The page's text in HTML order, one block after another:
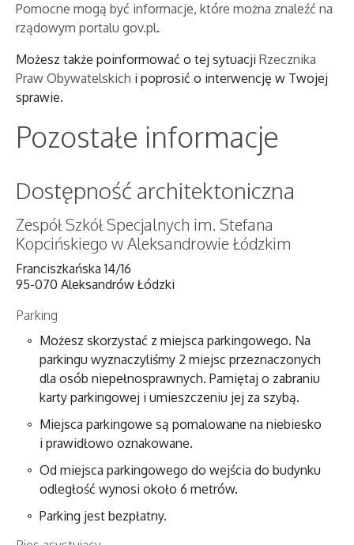
Pomocne mogą być informacje, które można znaleźć na
rządowym portalu gov.pl.
Możesz także poinformować o tej sytuacji Rzecznika
Praw Obywatelskich i poprosić o interwencję w Twojej
sprawie.
Pozostałe informacje
Dostępność architektoniczna
Zespół Szkół Specjalnych im. Stefana
Kopcińskiego w Aleksandrowie Łódzkim
Franciszkańska 14/16
95-070 Aleksandrów Łódzki
Parking
Możesz skorzystać z miejsca parkingowego. Na
parkingu wyznaczyliśmy 2 miejsc przeznaczonych
dla osób niepełnosprawnych. Pamiętaj o zabraniu
karty parkingowej i umieszczeniu jej za szybą.
Miejsca parkingowe są pomalowane na niebiesko
i prawidłowo oznakowane.
Od miejsca parkingowego do wejścia do budynku
odległość wynosi około 6 metrów.
Parking jest bezpłatny.